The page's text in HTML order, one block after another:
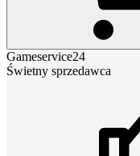
Gameservice24
Świetny sprzedawca